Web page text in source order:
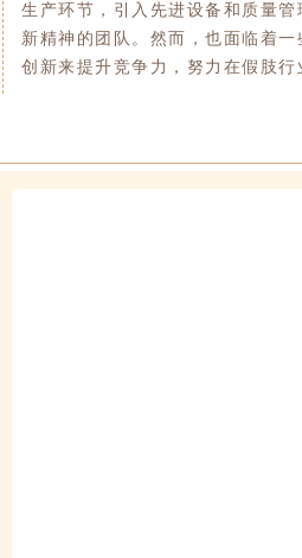
生产环节，引入先进设备和质量
新精神的团队。然而，也面临着
创新来提升竞争力，努力在假肢行